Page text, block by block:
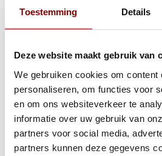
Toestemming Details
Deze website maakt gebruik van
We gebruiken cookies om content
personaliseren, om functies voor
en om ons websiteverkeer te
informatie over uw gebruik van
partners voor social media,
partners kunnen deze gegevens